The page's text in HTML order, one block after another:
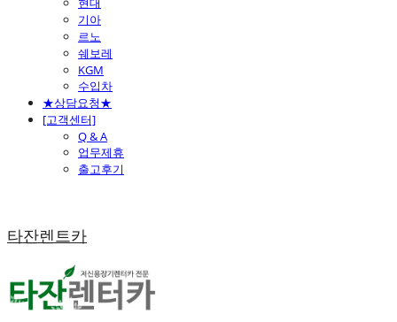
기아
르노
쉐보레
KGM
수입차
★상담요청★
[고객센터]
Q & A
업무제휴
출고후기
타잔렌트카